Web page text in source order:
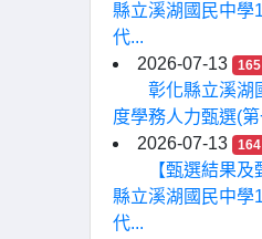
縣立溪湖國民中學
代...
2026-07-13
165
彰化縣立溪湖
度學務人力甄選(
2026-07-13
164
【甄選結果
縣立溪湖國民中學
代...